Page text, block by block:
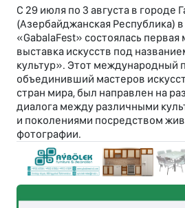
С 29 июля по 3 августа в городе
(Азербайджанская Республика)
«GabalaFest» состоялась
выставка искусств под
культур». Этот международный
объединивший мастеров
стран мира, был направлен на
диалога между различными
и поколениями посредством
фотографии.